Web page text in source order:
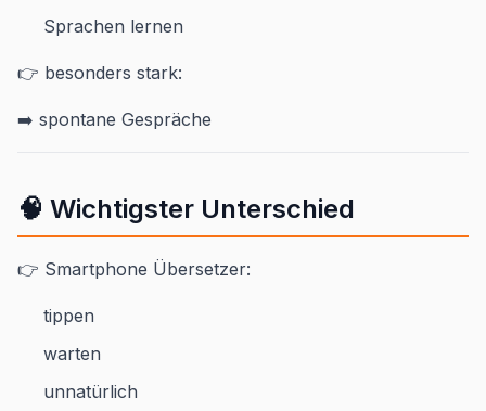
Sprachen lernen
👉 besonders stark:
➡️ spontane Gespräche
🧠 Wichtigster Unterschied
👉 Smartphone Übersetzer:
tippen
warten
unnatürlich